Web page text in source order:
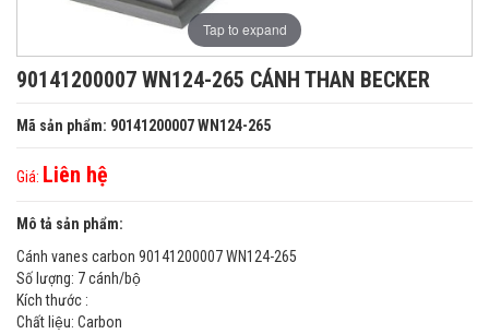
Tap to expand
90141200007 WN124-265 CÁNH THAN BECKER
Mã sản phẩm: 90141200007 WN124-265
Giá: Liên hệ
Mô tả sản phẩm:
Cánh vanes carbon 90141200007 WN124-265
Số lượng: 7 cánh/bộ
Kích thước :
Chất liệu: Carbon